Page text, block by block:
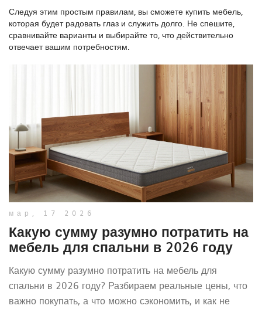
Следуя этим простым правилам, вы сможете купить мебель,
которая будет радовать глаз и служить долго. Не спешите,
сравнивайте варианты и выбирайте то, что действительно
отвечает вашим потребностям.
мар, 17 2026
Какую сумму разумно потратить на
мебель для спальни в 2026 году
Какую сумму разумно потратить на мебель для
спальни в 2026 году? Разбираем реальные цены, что
важно покупать, а что можно сэкономить, и как не